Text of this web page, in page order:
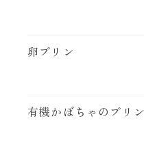
卵プリン
有機かぼちゃのプリン